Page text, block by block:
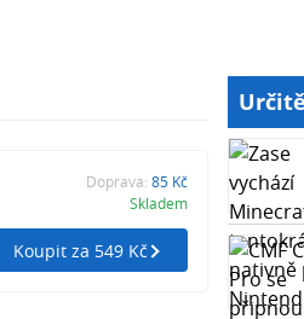
Doprava: 85 Kč
Skladem
Koupit za 549 Kč